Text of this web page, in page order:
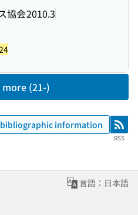
協会2010.3
more (21-)
information RSS
RSS
言語：日本語